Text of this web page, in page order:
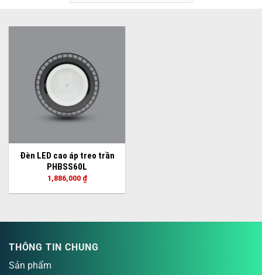
Đèn LED cao áp treo trần
PHBSS60L
1,886,000 ₫
THÔNG TIN CHUNG
Sản phẩm